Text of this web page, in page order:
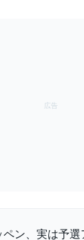
ペン、実は予